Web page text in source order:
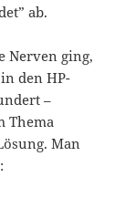
ab.
Nerven ging,
den HP-
–
Thema
Man